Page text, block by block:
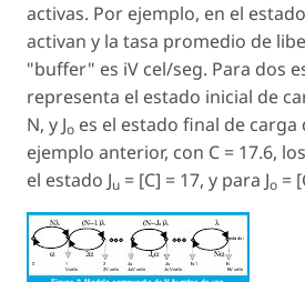
activas. Por ejemplo, en el
activan y la tasa promedio de
"buffer" es iV cel/seg. Para dos
representa el estado inicial de
N, y Jo es el estado final de carga
ejemplo anterior, con C = 17.6,
el estado Ju = [C] = 17, y para Jo =